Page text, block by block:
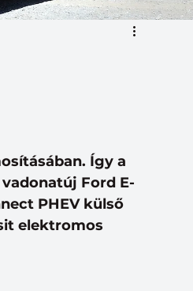
Így a
Ford E-
PHEV külső
elektromos